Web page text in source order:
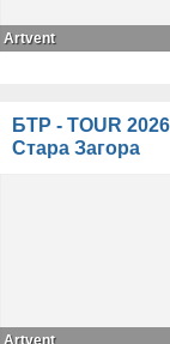
Artvent
БТР - TOUR
Стара Загора
Artvent